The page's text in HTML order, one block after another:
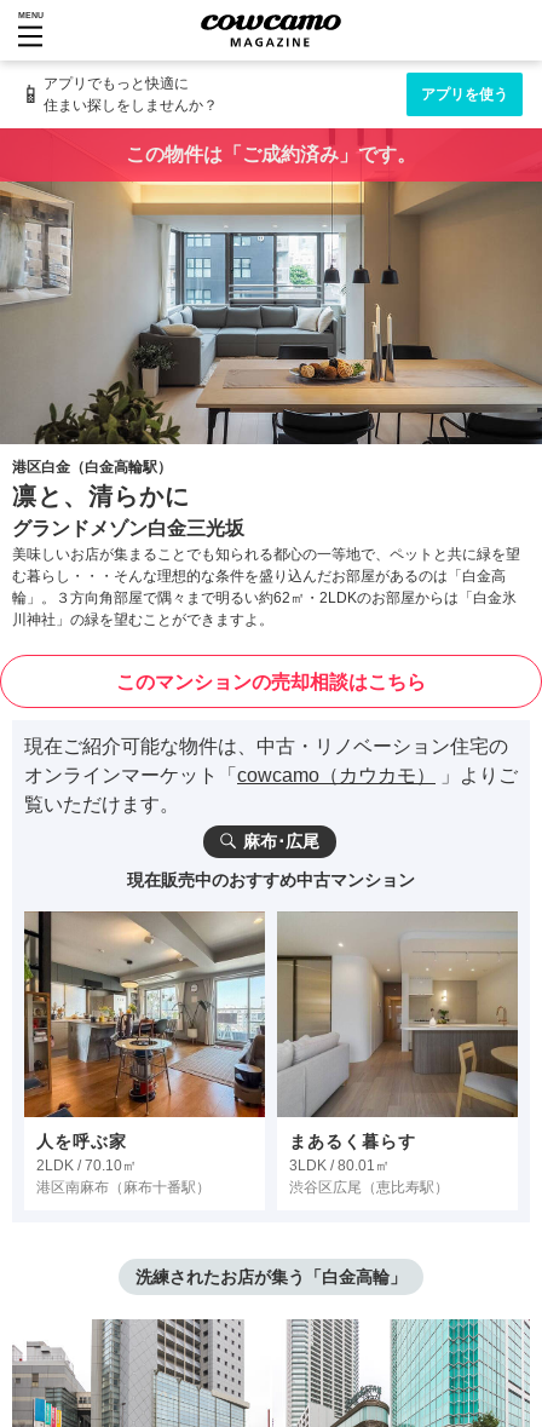
MENU
📱 アプリでもっと快適に
住まい探しをしませんか？
アプリを使う
この物件は「ご成約済み」です。
港区白金（白金高輪駅）
凛と、清らかに
グランドメゾン白金三光坂
美味しいお店が集まることでも知られる都心の一等地で、ペットと共に緑を望
む暮らし・・・そんな理想的な条件を盛り込んだお部屋があるのは「白金高
輪」。３方向角部屋で隅々まで明るい約62㎡・2LDKのお部屋からは「白金氷
川神社」の緑を望むことができますよ。
このマンションの売却相談はこちら
現在ご紹介可能な物件は、中古・リノベーション住宅の
オンラインマーケット「 cowcamo（カウカモ）
」よりご
覧いただけます。
麻布･広尾
現在販売中のおすすめ中古マンション
人を呼ぶ家
2LDK / 70.10㎡
港区南麻布 （麻布十番駅）
まあるく暮らす
3LDK / 80.01㎡
渋谷区広尾 （恵比寿駅）
洗練されたお店が集う「白金高輪」